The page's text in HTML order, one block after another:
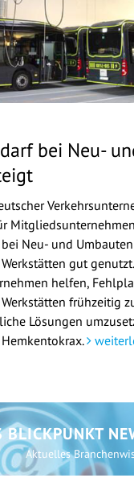
bei Neu-
Neu- und
gut
helfen,
frühzeitig
Lösungen
BLICKPUNKT
Aktuelles